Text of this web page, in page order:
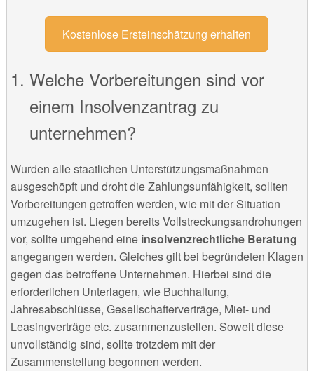
Kostenlose Ersteinschätzung erhalten
Welche Vorbereitungen sind vor
einem Insolvenzantrag zu
unternehmen?
Wurden alle staatlichen Unterstützungsmaßnahmen
ausgeschöpft und droht die Zahlungsunfähigkeit, sollten
Vorbereitungen getroffen werden, wie mit der Situation
umzugehen ist. Liegen bereits Vollstreckungsandrohungen
vor, sollte umgehend eine insolvenzrechtliche Beratung
angegangen werden. Gleiches gilt bei begründeten Klagen
gegen das betroffene Unternehmen. Hierbei sind die
erforderlichen Unterlagen, wie Buchhaltung,
Jahresabschlüsse, Gesellschafterverträge, Miet- und
Leasingverträge etc. zusammenzustellen. Soweit diese
unvollständig sind, sollte trotzdem mit der
Zusammenstellung begonnen werden.